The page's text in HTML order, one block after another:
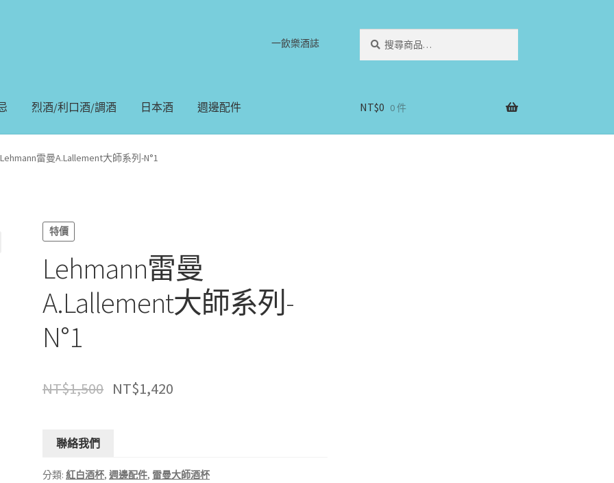
一飲樂酒誌
烈酒/利口酒/調酒 日本酒 週邊配件 NT$0 0 件
Lehmann雷曼A.Lallement大師系列-N°1
特價
Lehmann雷曼
A.Lallement大師系列-
N°1
NT$1,500 NT$1,420
聯絡我們
分類:紅白酒杯,週邊配件, 雷曼大師酒杯